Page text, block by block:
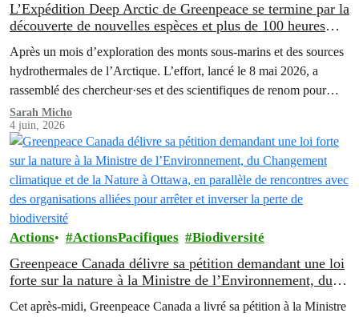
L’Expédition Deep Arctic de Greenpeace se termine par la
découverte de nouvelles espèces et plus de 100 heures
d’images sous-marines inédites
Après un mois d’exploration des monts sous-marins et des sources
hydrothermales de l’Arctique. L’effort, lancé le 8 mai 2026, a
rassemblé des chercheur·ses et des scientifiques de renom pour
explorer les écosystèmes des grands fonds marins à des
profondeurs allant jusqu’à 3 000 mètres.
Sarah Micho
4 juin, 2026
Actions ActionsPacifiques Biodiversité
Greenpeace Canada délivre sa pétition demandant une loi
forte sur la nature à la Ministre de l’Environnement, du
Changement climatique et de la Nature à Ottawa, en
parallèle de rencontres avec des organisations alliées pour
Cet après-midi, Greenpeace Canada a livré sa pétition à la Ministre